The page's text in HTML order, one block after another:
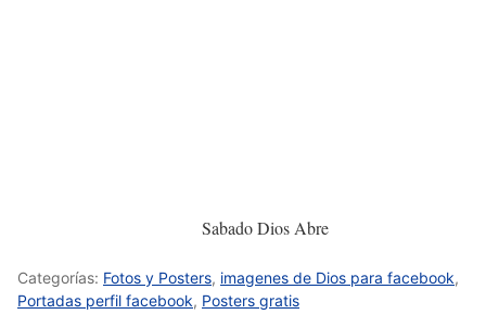
Sabado Dios Abre
Categorías: Fotos y Posters, imagenes de Dios para facebook,
Portadas perfil facebook, Posters gratis